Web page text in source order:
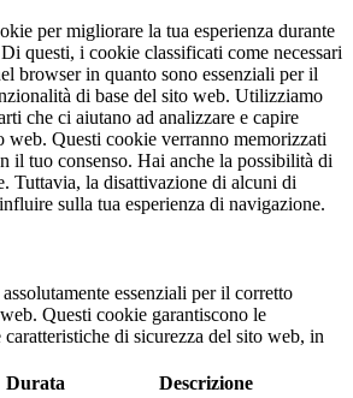
per migliorare la tua esperienza durante
questi, i cookie classificati come necessari
browser in quanto sono essenziali per il
di base del sito web. Utilizziamo
che ci aiutano ad analizzare e capire
web. Questi cookie verranno memorizzati
il tuo consenso. Hai anche la possibilità di
Tuttavia, la disattivazione di alcuni di
sulla tua esperienza di navigazione.
essenziali per il corretto
Questi cookie garantiscono le
di sicurezza del sito web, in
Durata Descrizione